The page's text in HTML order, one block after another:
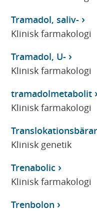
Tramadol, saliv-
Klinisk farmakologi
Tramadol, U-
Klinisk farmakologi
tramadolmetabolit
Klinisk farmakologi
Klinisk genetik
Trenabolic
Klinisk farmakologi
Trenbolon